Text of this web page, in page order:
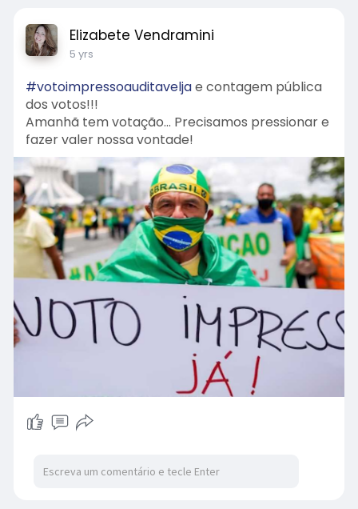
Elizabete Vendramini
5 yrs
#votoimpressoauditaveljae contagem pública
dos votos!!!
Amanhã tem votação... Precisamos pressionar e
fazer valer nossa vontade!